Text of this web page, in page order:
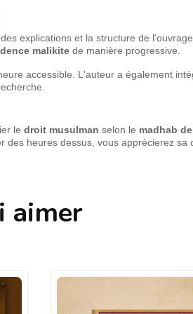
des explications et la structure de
malikite de manière progressive.
accessible. L'auteur a également
le droit musulman selon le madhab
des heures dessus, vous apprécierez sa
aimer